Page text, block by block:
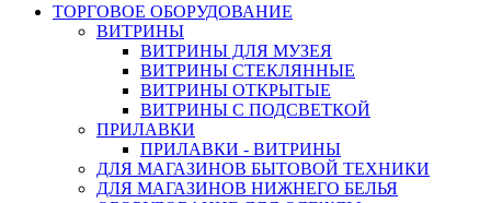
ТОРГОВОЕ ОБОРУДОВАНИЕ
ВИТРИНЫ
ВИТРИНЫ ДЛЯ МУЗЕЯ
ВИТРИНЫ СТЕКЛЯННЫЕ
ВИТРИНЫ ОТКРЫТЫЕ
ВИТРИНЫ С ПОДСВЕТКОЙ
ПРИЛАВКИ
ПРИЛАВКИ - ВИТРИНЫ
ДЛЯ МАГАЗИНОВ БЫТОВОЙ ТЕХНИКИ
ДЛЯ МАГАЗИНОВ НИЖНЕГО БЕЛЬЯ